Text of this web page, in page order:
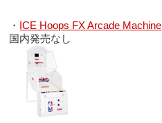
・ ICE Hoops FX Arcade Machine
国内発売なし